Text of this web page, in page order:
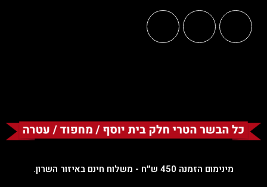
מינימום הזמנה 450 ש״ח - משלוח חינם באיזור השרון.